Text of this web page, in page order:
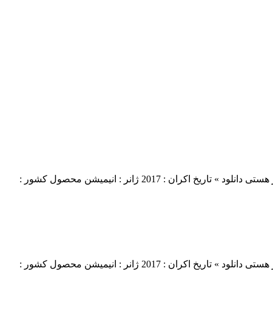
دانلود فیلم Anchors Up 2017 لینک مستقیم دانلود فیلم Anchors Up 2017 با کیفیت عالی (WEB-DL 720p) « دانلود رایگان با لینک مستقیم از هستی دانلود » تاریخ اکران : 2017 ژانر : انیمیشن محصول کشور :
دانلود فیلم Anchors Up 2017 لینک مستقیم دانلود فیلم Anchors Up 2017 با کیفیت عالی (WEB-DL 720p) « دانلود رایگان با لینک مستقیم از هستی دانلود » تاریخ اکران : 2017 ژانر : انیمیشن محصول کشور :